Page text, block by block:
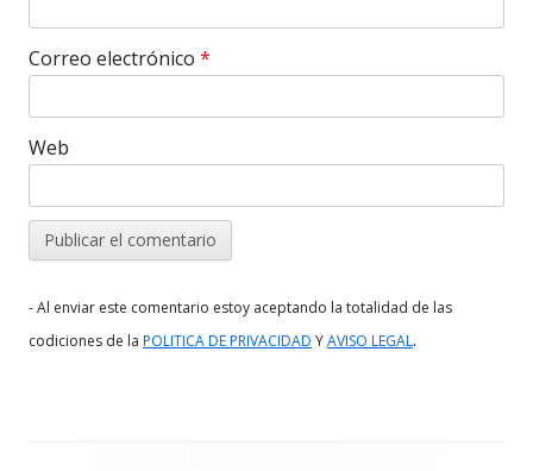
Correo electrónico *
Web
- Al enviar este comentario estoy aceptando la totalidad de las
codiciones de la POLITICA DE PRIVACIDAD YAVISO LEGAL.